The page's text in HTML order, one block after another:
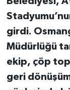
girdi.
Müdürlüğü
ekip, çöp
geri